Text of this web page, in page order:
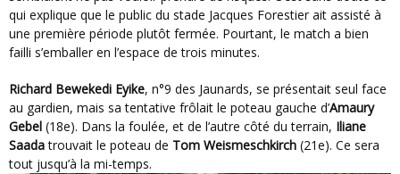
qui explique que le public du stade Jacques Forestier ait assisté à
une première période plutôt fermée. Pourtant, le match a bien
failli s’emballer en l’espace de trois minutes.
Richard Bewekedi Eyike, n°9 des Jaunards, se présentait seul face
au gardien, mais sa tentative frôlait le poteau gauche d’Amaury
Gebel (18e). Dans la foulée, et de l’autre côté du terrain, Iliane
Saadatrouvait le poteau de Tom Weismeschkirch (21e). Ce sera
tout jusqu’à la mi-temps.